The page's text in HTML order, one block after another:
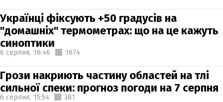
Українці фіксують +50 градусів на
"домашніх" термометрах: що на це кажуть
синоптики
6 серпня, 16:46 1674
Грози накриють частину областей на тлі
сильної спеки: прогноз погоди на 7 серпня
6 серпня, 15:54 381